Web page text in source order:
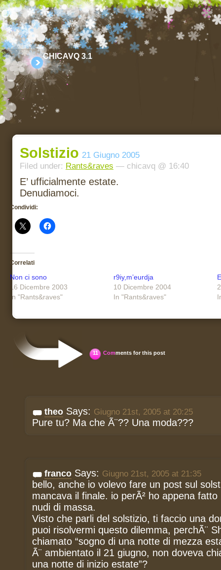
CHICAVQ 3.1
Solstizio 21 Giugno 2005
Filed under: Rants&raves — chicavq @ 16:40
E’ ufficialmente estate.
Denudiamoci.
Condividi:
Correlati
Non ci sono
16 Dicembre 2003
In "Rants&raves"
r9iy,m’eurdja
10 Dicembre 2004
In "Rants&raves"
11 Comments for this post
theo Says: Giugno 21st, 2005 at 20:25
Pure tu? Ma che Ã¨?? Una moda???
franco Says: Giugno 21st, 2005 at 21:35
bello, anche io volevo fare un post sul
mancava il finale. io perÃ² ho appena
nudi di massa.
Visto che parli del solstizio, ti faccio una
puoi risolvermi questo dilemma, perchÃ¨
chiamato “sogno di una notte di mezza
Ã¨ ambientato il 21 giugno, non doveva
una notte di inizio estate”?